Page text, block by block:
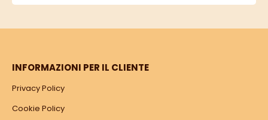
INFORMAZIONI PER IL CLIENTE
Privacy Policy
Cookie Policy